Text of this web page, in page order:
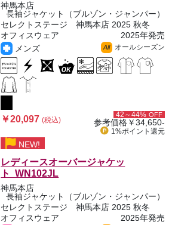
神馬本店
長袖ジャケット（ブルゾン・ジャンパー）
セレクトステージ 神馬本店 2025 秋冬
オフィスウェア
2025年発売
メンズ
All オールシーズン
￥20,097(税込)
42～44% OFF
参考価格￥34,650-
1%ポイント 還元
NEW!
レディースオーバージャケッ
ト WN102JL
神馬本店
長袖ジャケット（ブルゾン・ジャンパー）
セレクトステージ 神馬本店 2025 秋冬
オフィスウェア
2025年発売